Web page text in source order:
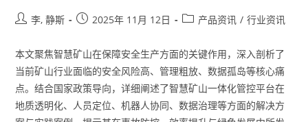
李, 静斯 2025年 11月 12日 产品资讯 / 行业资讯
本文聚焦智慧矿山在保障安全生产方面的关键作用，深入剖析了
当前矿山行业面临的安全风险高、管理粗放、数据孤岛等核心痛
点。结合国家政策导向，详细阐述了智慧矿山一体化管控平台在
地质透明化、人员定位、机器人协同、数据治理等方面的解决方